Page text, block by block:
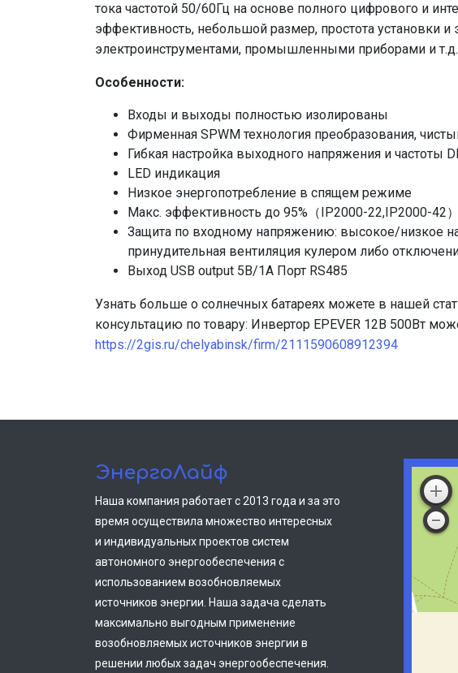
тока частотой 50/60Гц на основе полного цифрового и
эффективность, небольшой размер, простота установки
электроинструментами, промышленными приборами и
Особенности:
Входы и выходы полностью изолированы
Фирменная SPWM технология преобразования,
Гибкая настройка выходного напряжения и частоты
LED индикация
Низкое энергопотребление в спящем режиме
Макс. эффективность до 95%（IP2000-22,IP2000-42）
Защита по входному напряжению: высокое/низкое
принудительная вентиляция кулером либо
Выход USB output 5В/1A Порт RS485
Узнать больше о солнечных батареях можете в нашей
консультацию по товару: Инвертор EPEVER 12В 500Вт
https://2gis.ru/chelyabinsk/firm/2111590608912394
ЭнергоЛайф
Наша компания работает с 2013 года и за это
время осуществила множество интересных
и индивидуальных проектов систем
автономного энергообеспечения с
использованием возобновляемых
источников энергии. Наша задача сделать
максимально выгодным применение
возобновляемых источников энергии в
решении любых задач энергообеспечения.